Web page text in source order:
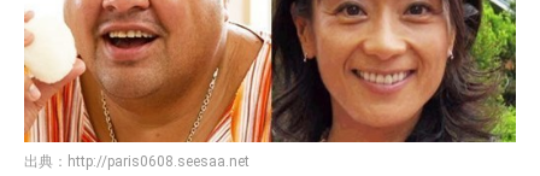
出典： http://paris0608.seesaa.net